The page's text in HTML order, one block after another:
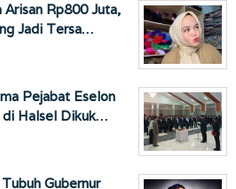
Arisan Rp800 Juta,
Jadi Tersa…
Pejabat Eselon
di Halsel Dikuk…
Gubernur